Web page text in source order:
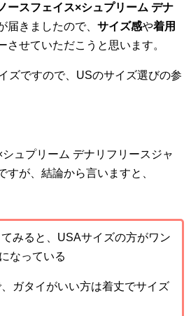
ノースフェイス×シュプリーム デナ
届きましたので、 サイズ感や着用
させていただこうと思います。
ズですので、USのサイズ選びの参
ュプリーム デナリフリースジャ
すが、結論から言いますと、
みると、USAサイズの方がワン
なっている
ガタイがいい方は着丈でサイズ